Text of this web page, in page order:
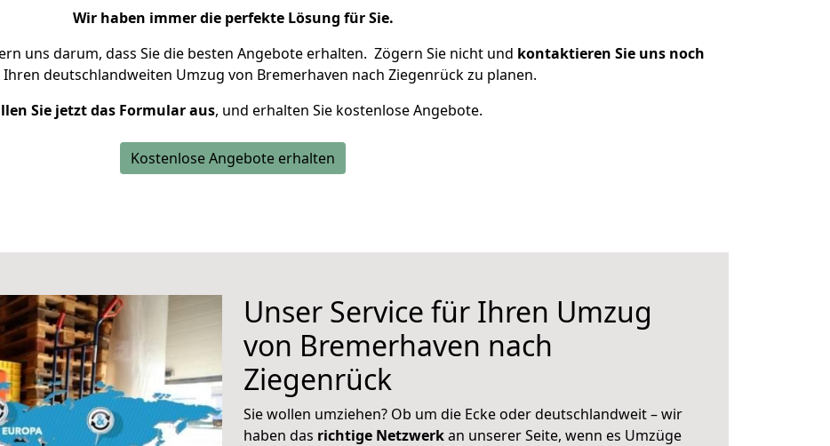
Wir haben immer die perfekte Lösung für Sie.
uns darum, dass Sie die besten Angebote erhalten. Zögern Sie nicht und kontaktieren Sie uns noch
Ihren deutschlandweiten Umzug von Bremerhaven nach Ziegenrück zu planen.
Sie jetzt das Formular aus, und erhalten Sie kostenlose Angebote.
Kostenlose Angebote erhalten
Unser Service für Ihren Umzug
von Bremerhaven nach
Ziegenrück
Sie wollen umziehen? Ob um die Ecke oder deutschlandweit – wir
haben das richtige Netzwerkan unserer Seite, wenn es Umzüge